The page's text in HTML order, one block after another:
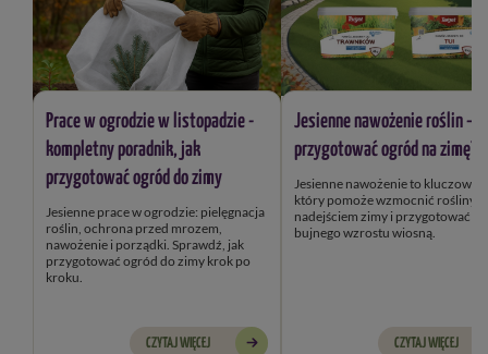
Prace w ogrodzie w listopadzie -
kompletny poradnik, jak
przygotować ogród do zimy
Jesienne prace w ogrodzie: pielęgnacja
roślin, ochrona przed mrozem,
nawożenie i porządki. Sprawdź, jak
przygotować ogród do zimy krok po
kroku.
CZYTAJ WIĘCEJ
Jesienne nawożenie roślin –
przygotować ogród na zimę?
Jesienne nawożenie to kluczowy
który pomoże wzmocnić rośliny przed
nadejściem zimy i przygotować je
bujnego wzrostu wiosną.
CZYTAJ WIĘCEJ